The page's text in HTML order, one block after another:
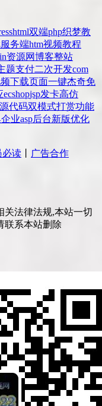
html双端php织梦教
服务端htm视频教程
资源网博客整站
题支付二次开发com
下载页面一键杰奇免
ecshopjsp发卡高仿
源代码双模式打赏功能
企业asp后台新版优化
必读 广告合作
关法律法规,本站一切
联系本站删除